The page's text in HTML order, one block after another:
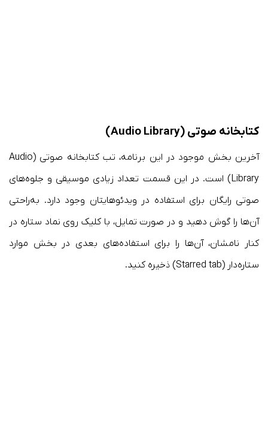
کتابخانه صوتی (Audio Library)
آخرین بخش موجود در این برنامه، تب کتابخانه صوتی (Audio
Library) است. در این قسمت تعداد زیادی موسیقی و جلوه‌های
صوتی رایگان برای استفاده در ویدئوهایتان وجود دارد. به‌راحتی
آن‌ها را گوش دهید و در صورت تمایل، با کلیک روی نماد ستاره در
کنار نامشان، آن‌ها را برای استفاده‌های بعدی در بخش موارد
ستاره‌دار (Starred tab) ذخیره کنید.